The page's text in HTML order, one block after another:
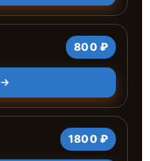
800 ₽
1800 ₽